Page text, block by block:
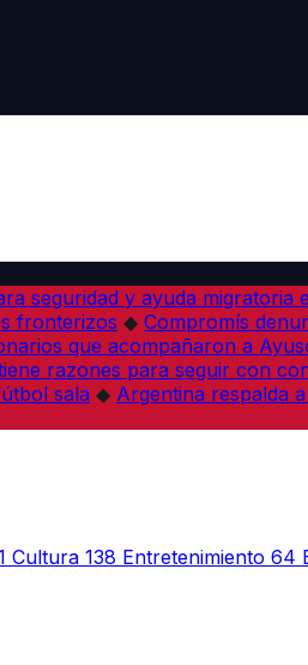
seguridad y ayuda migratoria
fronterizos ◆ Compromís
que acompañaron a
razones para seguir con
sala ◆ Argentina respalda
Cultura 138 Entretenimiento 64